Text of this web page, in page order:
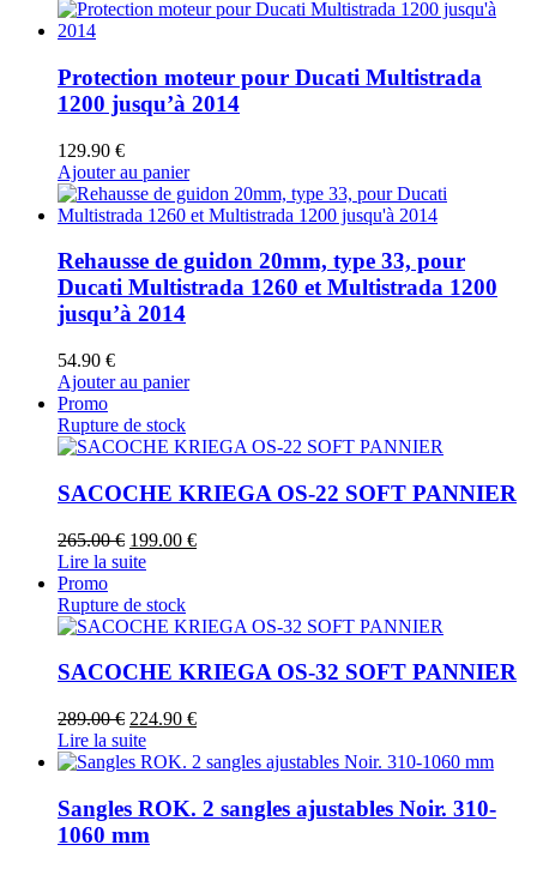
Protection moteur pour Ducati Multistrada
1200 jusqu’à 2014
129.90 €
Ajouter au panier
Rehausse de guidon 20mm, type 33, pour
Ducati Multistrada 1260 et Multistrada 1200
jusqu’à 2014
54.90 €
Ajouter au panier
Promo
Rupture de stock
SACOCHE KRIEGA OS-22 SOFT PANNIER
265.00€ Le
prix
était :
265.00 €.
199.00 €Le
199.00 €.
Lire la suite
Promo
Rupture de stock
SACOCHE KRIEGA OS-32 SOFT PANNIER
289.00€ Le
prix
initial
289.00 €.
224.90 €Le
actuel
224.90 €.
Lire la suite
Sangles ROK. 2 sangles ajustables Noir. 310-
1060 mm